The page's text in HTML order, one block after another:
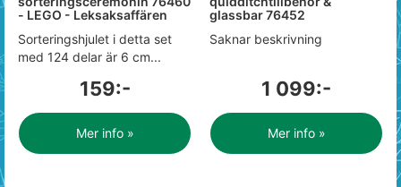
- LEGO - Leksaksaffären
Sorteringshjulet i detta set
med 124 delar är 6 cm...
159:-
Mer info »
glassbar 76452
Saknar beskrivning
1 099:-
Mer info »